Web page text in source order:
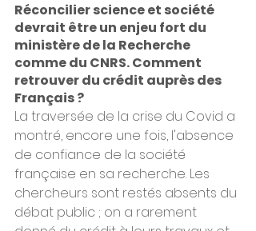
Réconcilier science et société
devrait être un enjeu fort du
ministère de la Recherche
comme du CNRS. Comment
retrouver du crédit auprès des
Français ?
La traversée de la crise du Covid a
montré, encore une fois, l'absence
de confiance de la société
française en sa recherche. Les
chercheurs sont restés absents du
débat public ; on a rarement